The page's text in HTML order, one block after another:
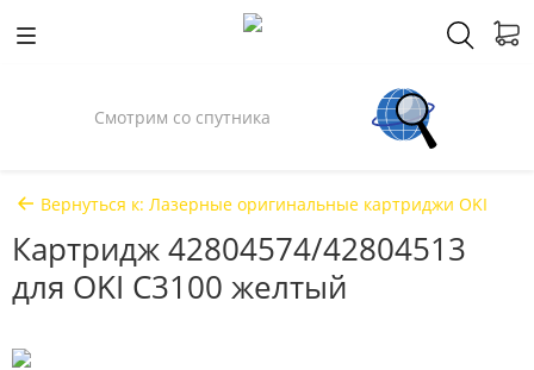
Спросили у Илона Маска
Вернуться к: Лазерные оригинальные картриджи OKI
Картридж 42804574/42804513
для OKI C3100 желтый